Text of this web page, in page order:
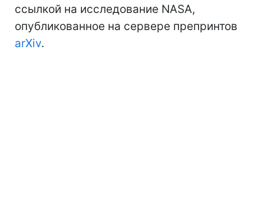
ссылкой на исследование NASA,
опубликованное на сервере препринтов
arXiv.